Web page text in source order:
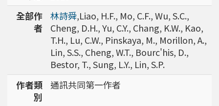
率分析以及整合生物晶片所產出之大數據。蔡老
師於1996年回到台灣大學任教後，繼續以生物
晶片搭配生物資訊等為工具，開發專一性生物指
標，應用於精準農業以及偵測癌細胞轉移或復發
等在精準醫療上的應用。同時，蔡老師運用次世
代定序瞭解台灣乳癌病患中基因體中的變異以及
演化，試圖瞭解癌症復發機制。同時透過次世代
定序解出台灣帝雉全基因體資訊。這樣的訊息是
全部作
者
林詩舜,Liao, H.F., Mo, C.F., Wu, S.C.,
Cheng, D.H., Yu, C.Y., Chang, K.W., Kao,
T.H., Lu, C.W., Pinskaya, M., Morillon, A.,
Lin, S.S., Cheng, W.T., Bourc'his, D.,
Bestor, T., Sung, L.Y., Lin, S.P.
作者類
別
通訊共同第一作者